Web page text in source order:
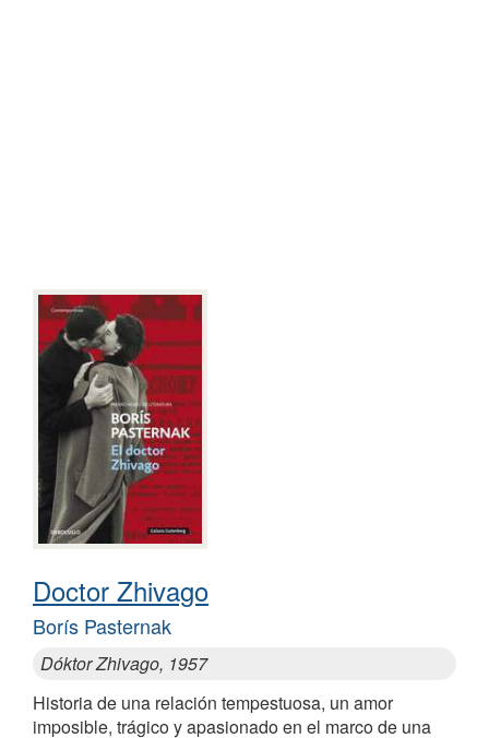
Doctor Zhivago
Borís Pasternak
Dóktor Zhivago, 1957
Historia de una relación tempestuosa, un amor
imposible, trágico y apasionado en el marco de una